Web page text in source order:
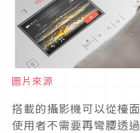
圖片來源
搭載的攝影機可以從檯
使用者不需要再彎腰透